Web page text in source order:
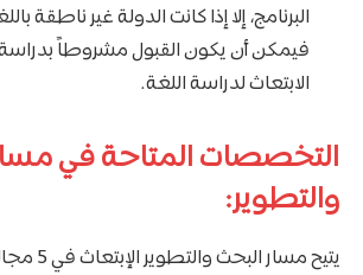
البرنامج، إلا إذا كانت الدولة غير ناطقة
فيمكن أن يكون القبول مشروطاً بدراسة
الابتعاث لدراسة اللغة​​.
التخصصات المتاحة في
والتطوير:
يتيح مسار